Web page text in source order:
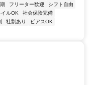
フリーター歓迎
シフト自由
イルOK
社会保険完備
社割あり
ピアスOK